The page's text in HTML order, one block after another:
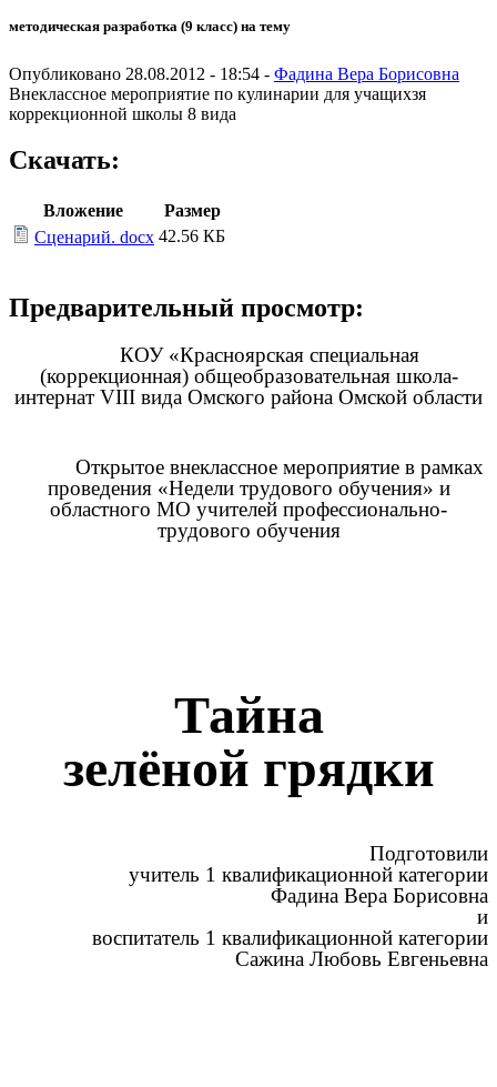
методическая разработка (9 класс) на тему
Опубликовано 28.08.2012 - 18:54 - Фадина Вера Борисовна
Внеклассное мероприятие по кулинарии для учащихзя
коррекционной школы 8 вида
Скачать:
Вложение
Размер
Сценарий. docx 42.56 КБ
Предварительный просмотр:
КОУ «Красноярская специальная
(коррекционная) общеобразовательная школа-
интернат VIII вида Омского района Омской области
Открытое внеклассное мероприятие в рамках
проведения «Недели трудового обучения» и
областного МО учителей профессионально-
трудового обучения
Тайна
зелёной грядки
Подготовили
учитель 1 квалификационной категории
Фадина Вера Борисовна
и
воспитатель 1 квалификационной категории
Сажина Любовь Евгеньевна